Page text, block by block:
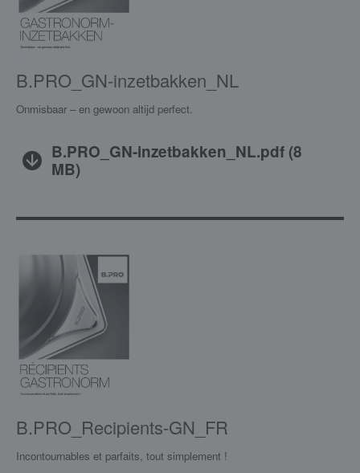
B.PRO_GN-inzetbakken_NL
Onmisbaar – en gewoon altijd perfect.
B.PRO_GN-inzetbakken_NL.pdf(8
MB)
B.PRO_Recipients-GN_FR
Incontournables et parfaits, tout simplement !